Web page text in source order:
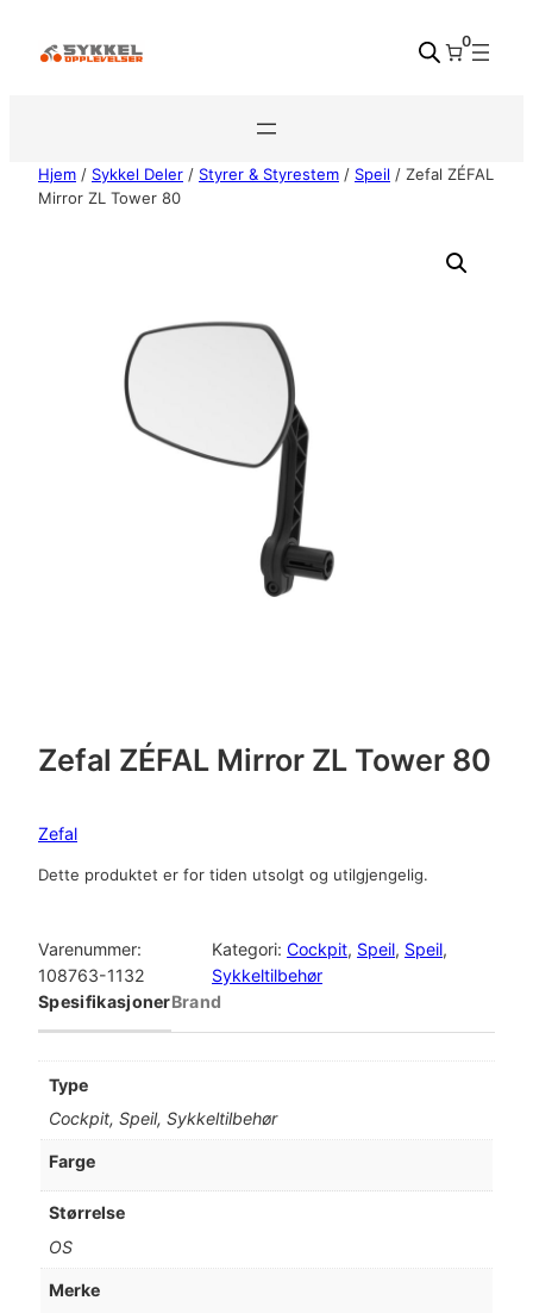
0
Hjem / Sykkel Deler / Styrer & Styrestem / Speil / Zefal ZÉFAL
Mirror ZL Tower 80
Zefal ZÉFAL Mirror ZL Tower 80
Zefal
Dette produktet er for tiden utsolgt og utilgjengelig.
Varenummer:
108763-1132
Kategori:Cockpit, Speil, Speil
Sykkeltilbehør
SpesifikasjonerBrand
Type
Cockpit, Speil, Sykkeltilbehør
Farge
Størrelse
OS
Merke